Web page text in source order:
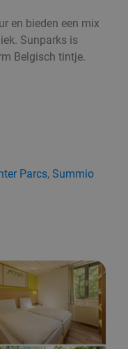
en bieden een mix
Sunparks is
Belgisch tintje.
Parcs, Summio